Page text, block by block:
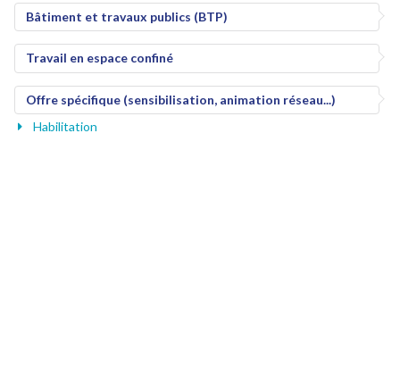
Bâtiment et travaux publics (BTP)
Travail en espace confiné
Offre spécifique (sensibilisation, animation réseau...)
Habilitation